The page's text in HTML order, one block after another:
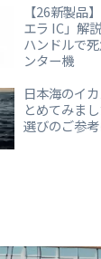
【26新製品
エラ IC」解
ハンドルで
ンター機
日本海のイ
とめてみま
選びのご参